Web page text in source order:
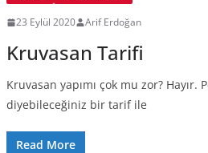
23 Eylül 2020 Arif Erdoğan
Kruvasan Tarifi
Kruvasan yapımı çok mu zor? Hayır.
diyebileceğiniz bir tarif ile
Read More